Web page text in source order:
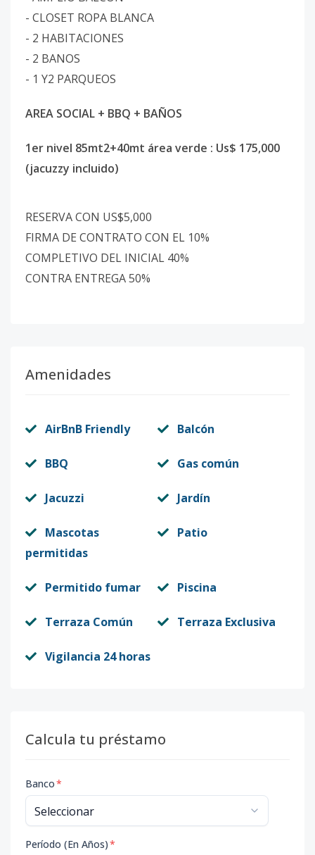
- CLOSET ROPA BLANCA
- 2 HABITACIONES
- 2 BANOS
- 1 Y2 PARQUEOS
AREA SOCIAL + BBQ + BAÑOS
1er nivel 85mt2+40mt área verde : Us$ 175,000
(jacuzzy incluido)
RESERVA CON US$5,000
FIRMA DE CONTRATO CON EL 10%
COMPLETIVO DEL INICIAL 40%
CONTRA ENTREGA 50%
Amenidades
AirBnB Friendly Balcón
BBQ Gas común
Jacuzzi Jardín
Mascotas
permitidas
Patio
Permitido fumar Piscina
Terraza Común Terraza Exclusiva
Vigilancia 24 horas
Calcula tu préstamo
Banco*
Período (En Años)*